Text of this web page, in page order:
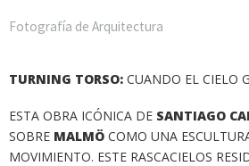
Fotografía de Arquitectura
TURNING TORSO: CUANDO EL CIELO
ESTA OBRA ICÓNICA DE SANTIAGO
SOBRE MALMÖ COMO UNA
MOVIMIENTO. ESTE RASCACIELOS